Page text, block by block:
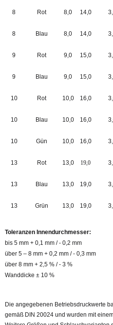
8 Rot 8,0 14,0
8 Blau 8,0 14,0
9 Rot 9,0 15,0
9 Blau 9,0 15,0
10 Rot 10,0 16,0
10 Blau 10,0 16,0
10 Gün 10,0 16,0
13 Rot 13,0 19,0
13 Blau 13,0 19,0
13 Grün 13,0 19,0
Toleranzen Innendurchmesser:
bis 5 mm + 0,1 mm / - 0,2 mm
über 5 – 8 mm + 0,2 mm / - 0,3 mm
über 8 mm + 2,5 % / - 3 %
Wanddicke ± 10 %
Die angegebenen Betriebsdruckwerte
gemäß DIN 20024 und wurden mit